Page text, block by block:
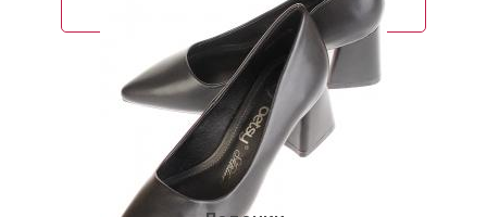
Подробнее